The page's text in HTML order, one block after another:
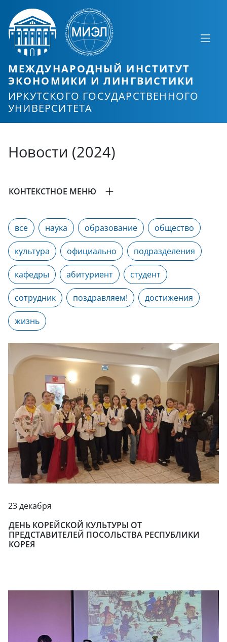
МЕЖДУНАРОДНЫЙ ИНСТИТУТ
ЭКОНОМИКИ И ЛИНГВИСТИКИ
ИРКУТСКОГО ГОСУДАРСТВЕННОГО
УНИВЕРСИТЕТА
Новости (2024)
КОНТЕКСТНОЕ МЕНЮ
все наука образование общество
культура официально подразделения
кафедры абитуриент студент
сотрудник поздравляем! достижения
жизнь
23 декабря
ДЕНЬ КОРЕЙСКОЙ КУЛЬТУРЫ ОТ
ПРЕДСТАВИТЕЛЕЙ ПОСОЛЬСТВА РЕСПУБЛИКИ
КОРЕЯ